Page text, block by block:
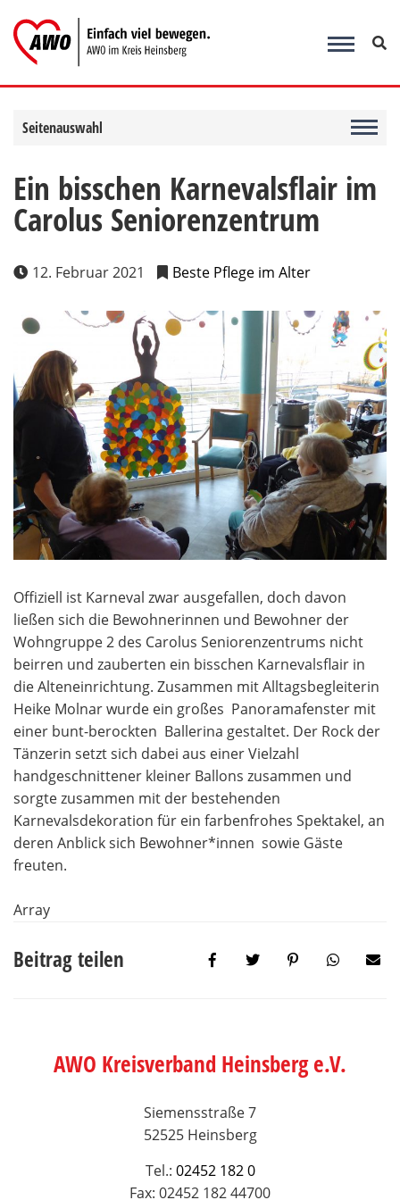
Inhalt
springen
Seitenauswahl
Ein bisschen Karnevalsflair im
Carolus Seniorenzentrum
12. Februar 2021 Beste Pflege im Alter
Offiziell ist Karneval zwar ausgefallen, doch davon
ließen sich die Bewohnerinnen und Bewohner der
Wohngruppe 2 des Carolus Seniorenzentrums nicht
beirren und zauberten ein bisschen Karnevalsflair in
die Alteneinrichtung. Zusammen mit Alltagsbegleiterin
Heike Molnar wurde ein großes Panoramafenster mit
einer bunt-berockten Ballerina gestaltet. Der Rock der
Tänzerin setzt sich dabei aus einer Vielzahl
handgeschnittener kleiner Ballons zusammen und
sorgte zusammen mit der bestehenden
Karnevalsdekoration für ein farbenfrohes Spektakel, an
deren Anblick sich Bewohner*innen sowie Gäste
freuten.
Array
Beitrag teilen
AWO Kreisverband Heinsberg e.V.
Siemensstraße 7
52525 Heinsberg
Tel.: 02452 182 0
Fax: 02452 182 44700